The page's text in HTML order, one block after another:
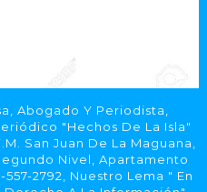
Abogado Y Periodista,
"Hechos De La Isla"
San Juan De La Maguana,
Nivel, Apartamento
2792, Nuestro Lema " En